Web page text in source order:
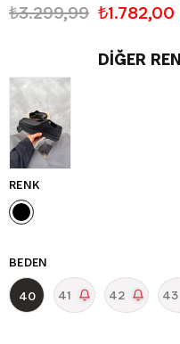
₺3.299,99 ₺1.782,00
DIĞER
RENK
BEDEN
40 41 42 43